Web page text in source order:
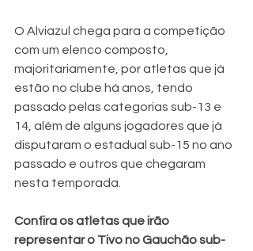
O Alviazul chega para a competição
com um elenco composto,
majoritariamente, por atletas que já
estão no clube há anos, tendo
passado pelas categorias sub-13 e
14, além de alguns jogadores que já
disputaram o estadual sub-15 no ano
passado e outros que chegaram
nesta temporada.
Confira os atletas que irão
representar o Tivo no Gauchão sub-